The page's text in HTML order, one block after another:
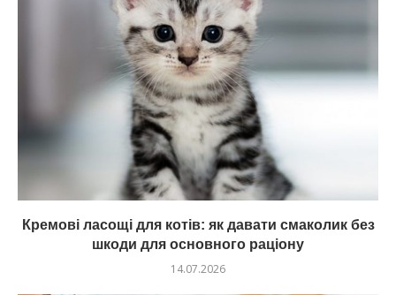
Кремові ласощі для котів: як давати смаколик без
шкоди для основного раціону
14.07.2026